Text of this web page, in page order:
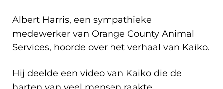
Albert Harris, een sympathieke
medewerker van Orange County Animal
Services, hoorde over het verhaal van Kaiko.
Hij deelde een video van Kaiko die de